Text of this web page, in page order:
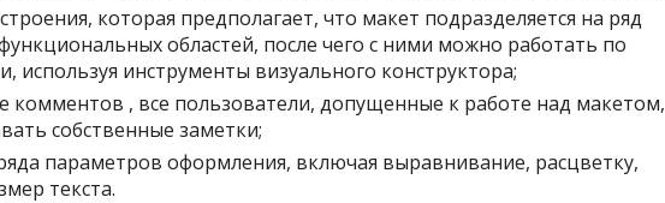
которая предполагает, что макет подразделяется на ряд
областей, после чего с ними можно работать по
используя инструменты визуального конструктора;
комментов , все пользователи, допущенные к работе над макетом,
собственные заметки;
параметров оформления, включая выравнивание, расцветку,
текста.